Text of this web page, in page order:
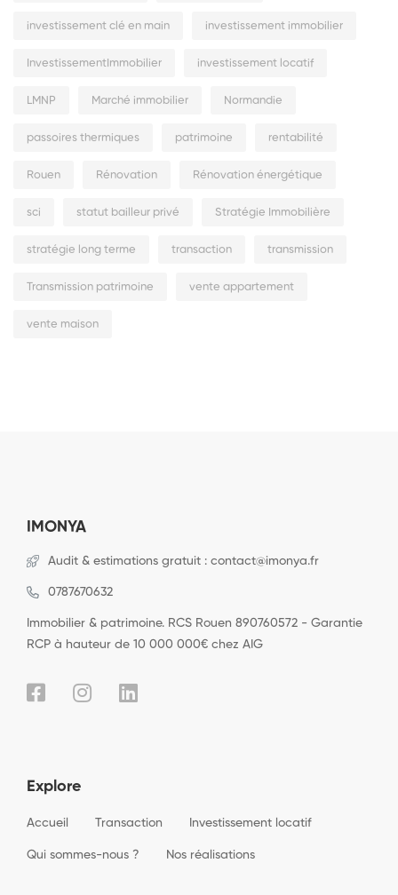
investissement clé en main investissement immobilier
InvestissementImmobilier investissement locatif
LMNP Marché immobilier Normandie
passoires thermiques patrimoine rentabilité
Rouen Rénovation Rénovation énergétique
sci statut bailleur privé Stratégie Immobilière
stratégie long terme transaction transmission
Transmission patrimoine vente appartement
vente maison
IMONYA
Audit & estimations gratuit : contact@imonya.fr
0787670632
Immobilier & patrimoine. RCS Rouen 890760572 - Garantie
RCP à hauteur de 10 000 000€ chez AIG
Explore
Accueil Transaction Investissement locatif
Qui sommes-nous ? Nos réalisations